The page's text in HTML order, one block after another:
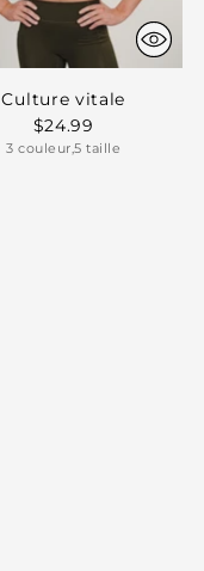
Culture vitale
$24.99
3 couleur,5 taille